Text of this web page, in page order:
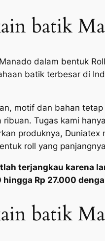
batik
dalam bentuk
batik terbesar di
motif dan bahan
ribuan. Tugas kami
produknya,
roll yang
terjangkau karena
hingga Rp 27.000
batik